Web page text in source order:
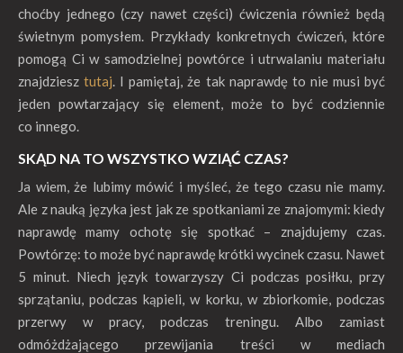
choćby jednego (czy nawet części) ćwiczenia również będą
świetnym pomysłem. Przykłady konkretnych ćwiczeń, które
pomogą Ci w samodzielnej powtórce i utrwalaniu materiału
znajdziesztutaj. I pamiętaj, że tak naprawdę to nie musi być
jeden powtarzający się element, może to być codziennie
co innego.
SKĄD NA TO WSZYSTKO WZIĄĆ CZAS?
Ja wiem, że lubimy mówić i myśleć, że tego czasu nie mamy.
Ale z nauką języka jest jak ze spotkaniami ze znajomymi: kiedy
naprawdę mamy ochotę się spotkać – znajdujemy czas.
Powtórzę: to może być naprawdę krótki wycinek czasu. Nawet
5 minut. Niech język towarzyszy Ci podczas posiłku, przy
sprzątaniu, podczas kąpieli, w korku, w zbiorkomie, podczas
przerwy w pracy, podczas treningu. Albo zamiast
odmóżdżającego przewijania treści w mediach